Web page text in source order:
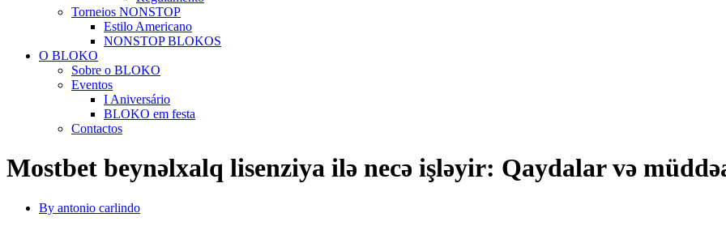
Torneios NONSTOP
Estilo Americano
NONSTOP BLOKOS
O BLOKO
Sobre o BLOKO
Eventos
I Aniversário
BLOKO em festa
Contactos
Mostbet beynəlxalq lisenziya ilə necə işləyir: Qaydalar və
By antonio carlindo